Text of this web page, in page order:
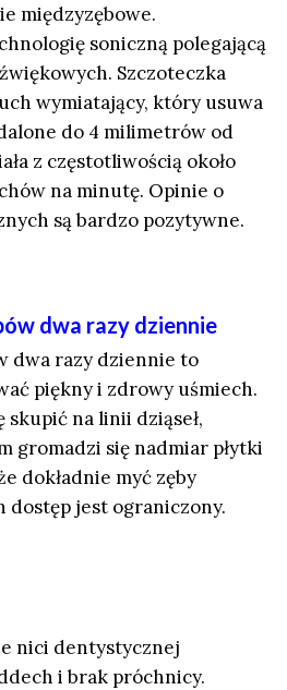
międzyzębowe.
soniczną polegającą
Szczoteczka
wymiatający, który usuwa
do 4 milimetrów od
z częstotliwością około
na minutę. Opinie o
są bardzo pozytywne.
dwa razy dziennie
dwa razy dziennie to
piękny i zdrowy uśmiech.
skupić na linii dziąseł,
gromadzi się nadmiar płytki
dokładnie myć zęby
jest ograniczony.
nici dentystycznej
i brak próchnicy.